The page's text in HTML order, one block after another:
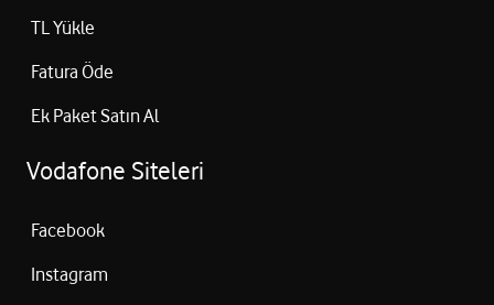
TL Yükle
Fatura Öde
Ek Paket Satın Al
Vodafone Siteleri
Facebook
Instagram